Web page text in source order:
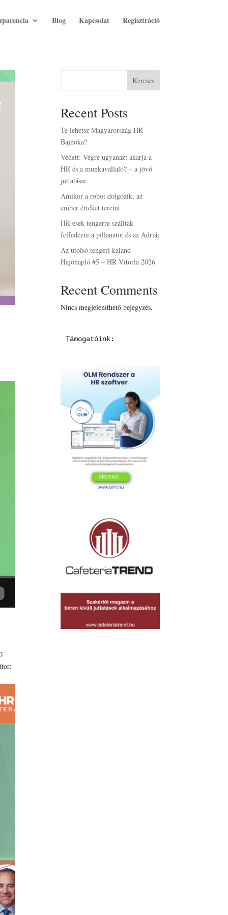
Blog Kapcsolat Regisztráció
Keresés
Recent Posts
Te lehetsz Magyarország HR
Bajnoka?
Védett: Végre ugyanazt akarja a
HR és a munkavállaló? – a jövő
juttatásai
Amikor a robot dolgozik, az
ember értéket teremt
HR-esek tengerre szálltak
felfedezni a pillanatot és az Adriát
Az utolsó tengeri kaland –
Hajónapló #5 – HR Vitorla 2026
Recent Comments
Nincs megjeleníthető bejegyzés.
Támogatóink: